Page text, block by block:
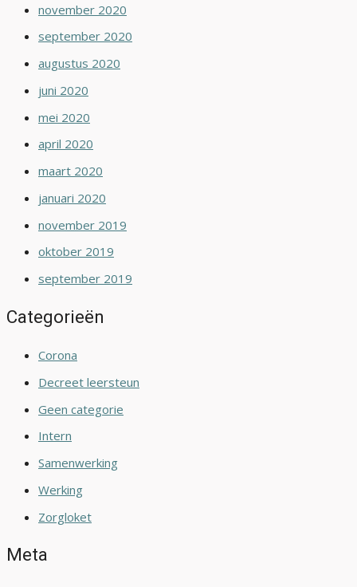
november 2020
september 2020
augustus 2020
juni 2020
mei 2020
april 2020
maart 2020
januari 2020
november 2019
oktober 2019
september 2019
Categorieën
Corona
Decreet leersteun
Geen categorie
Intern
Samenwerking
Werking
Zorgloket
Meta